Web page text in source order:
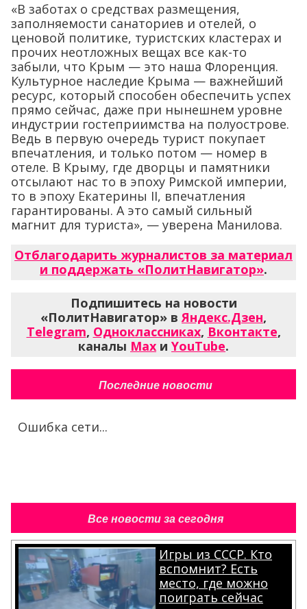
«В заботах о средствах размещения,
заполняемости санаториев и отелей, о
ценовой политике, туристских кластерах и
прочих неотложных вещах все как-то
забыли, что Крым — это наша Флоренция.
Культурное наследие Крыма — важнейший
ресурс, который способен обеспечить успех
прямо сейчас, даже при нынешнем уровне
индустрии гостеприимства на полуострове.
Ведь в первую очередь турист покупает
впечатления, и только потом — номер в
отеле. В Крыму, где дворцы и памятники
отсылают нас то в эпоху Римской империи,
то в эпоху Екатерины II, впечатления
гарантированы. А это самый сильный
магнит для туриста», — уверена Манилова.
Отблагодарить журналистов за материал
и поддержать «ПолитНавигатор».
Подпишитесь на новости
«ПолитНавигатор» вЯндекс.Дзен,
Telegram, Одноклассниках, Вконтакте,
каналы Max и YouTube.
Последние новости
Ошибка сети...
Все новости за сегодня
Игры из СССР. Кто
вспомнит? Есть
место, где можно
поиграть сейчас